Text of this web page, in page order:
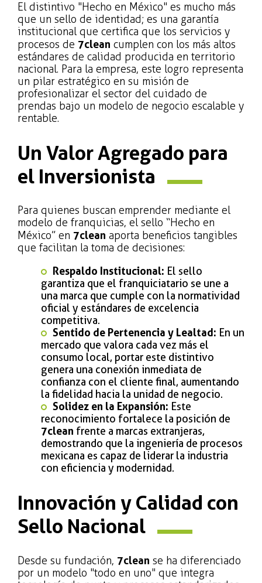
El distintivo "Hecho en México" es mucho más
que un sello de identidad; es una garantía
institucional que certifica que los servicios y
procesos de 7clean cumplen con los más altos
estándares de calidad producida en territorio
nacional. Para la empresa, este logro representa
un pilar estratégico en su misión de
profesionalizar el sector del cuidado de
prendas bajo un modelo de negocio escalable y
rentable.
Un Valor Agregado para
el Inversionista
Para quienes buscan emprender mediante el
modelo de franquicias, el sello “Hecho en
México” en 7clean aporta beneficios tangibles
que facilitan la toma de decisiones:
Respaldo Institucional: El sello
garantiza que el franquiciatario se une a
una marca que cumple con la normatividad
oficial y estándares de excelencia
competitiva.
Sentido de Pertenencia y Lealtad: En un
mercado que valora cada vez más el
consumo local, portar este distintivo
genera una conexión inmediata de
confianza con el cliente final, aumentando
la fidelidad hacia la unidad de negocio.
Solidez en la Expansión: Este
reconocimiento fortalece la posición de
7clean frente a marcas extranjeras,
demostrando que la ingeniería de procesos
mexicana es capaz de liderar la industria
con eficiencia y modernidad.
Innovación y Calidad con
Sello Nacional
Desde su fundación, 7clean se ha diferenciado
por un modelo "todo en uno" que integra